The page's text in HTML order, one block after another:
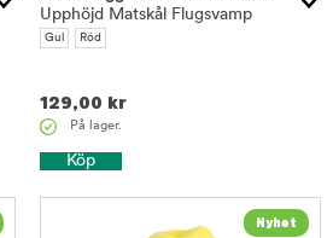
Upphöjd Matskål Flugsvamp
Gul Röd
129,00 kr
På lager.
Köp